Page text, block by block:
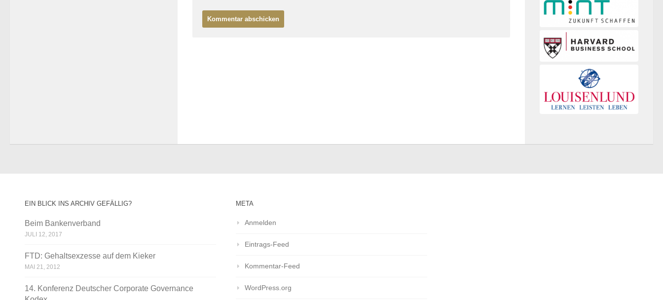
EIN BLICK INS ARCHIV GEFÄLLIG?
Beim Bankenverband
JULI 12, 2017
FTD: Gehaltsexzesse auf dem Kieker
MAI 21, 2012
14. Konferenz Deutscher Corporate Governance
META
Anmelden
Eintrags-Feed
Kommentar-Feed
WordPress.org